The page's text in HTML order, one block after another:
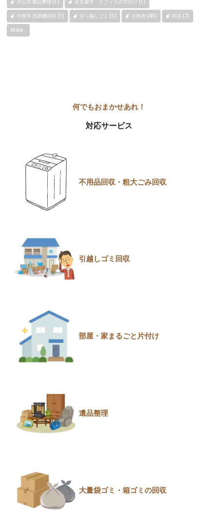
犬山市 遺品整理 (1) 名古屋市 オフィスの片付け (1)
小牧市 洗濯機回収 (1) 引っ越しゴミ (1) 小牧市 (45) 回収 (7)
More..
対応サービス
不用品回収・粗大ごみ回収
引越しゴミ回収
部屋・家まるごと片付け
遺品整理
大量袋ゴミ・箱ゴミの回収